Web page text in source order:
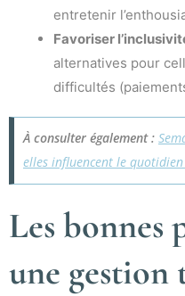
entretenir
Favoriser
alternatives pour
difficultés
À consulter également :
elles influencent le
Les bonnes
une gestion